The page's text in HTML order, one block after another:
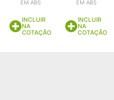
EM ABS
INCLUIR
NA
COTAÇÃO
EM ABS
INCLUIR
NA
COTAÇÃO